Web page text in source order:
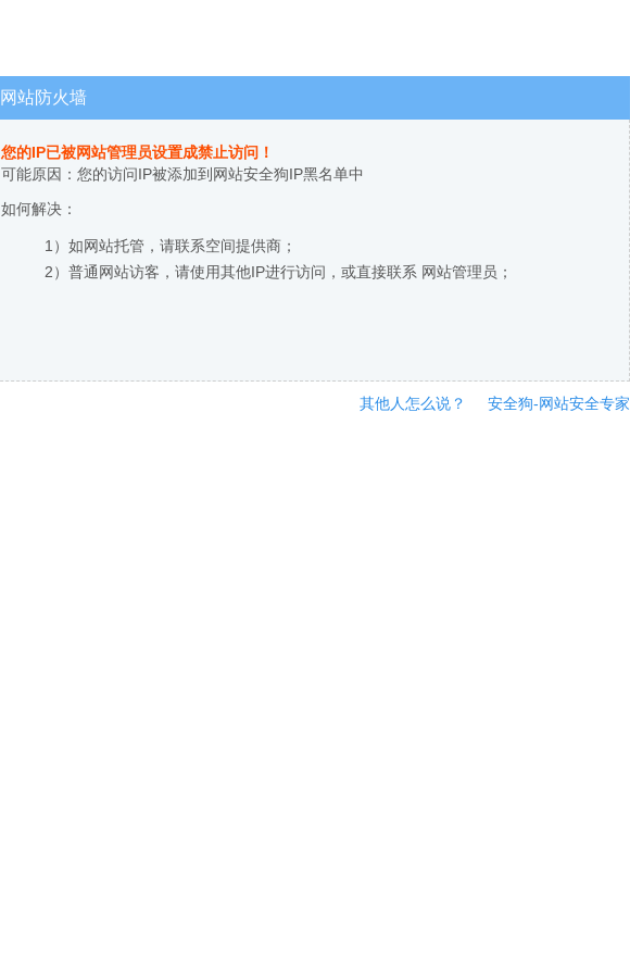
网站防火墙
您的IP已被网站管理员设置成禁止访问！
可能原因：您的访问IP被添加到网站安全狗IP黑名单中
如何解决：
1）如网站托管，请联系空间提供商；
2）普通网站访客，请使用其他IP进行访问，或直接联系 网站管理员；
其他人怎么说？ 安全狗-网站安全专家